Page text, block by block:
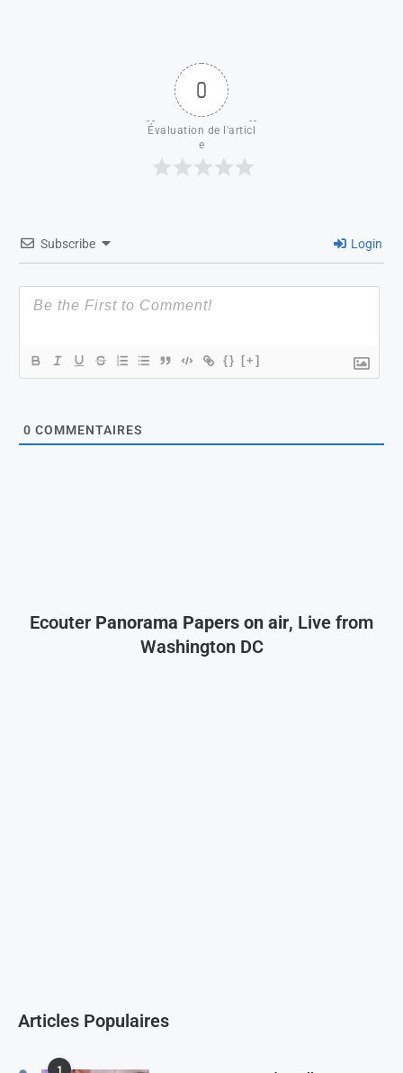
0
Évaluation de l'articl
e
Subscribe Login
{} [+]
0 COMMENTAIRES
Ecouter Panorama Papers on air, Live from
Washington DC
Articles Populaires